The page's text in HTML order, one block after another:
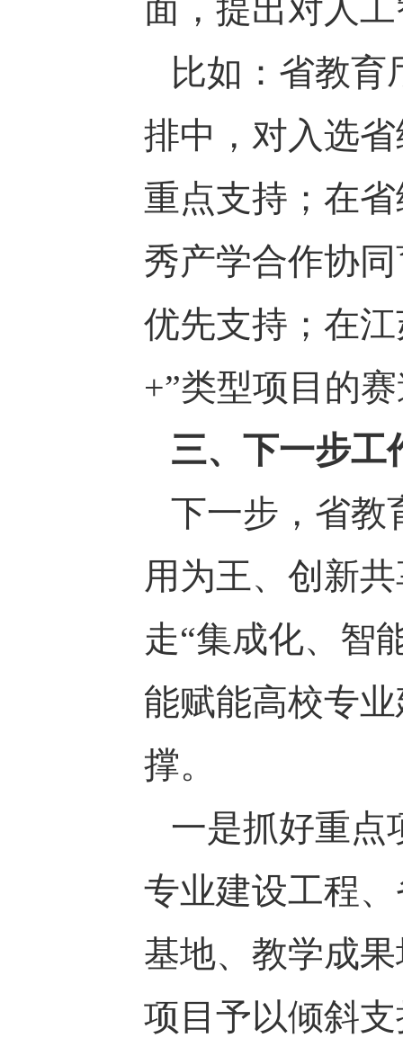
面，提出对人
比如：省教
排中，对入选
重点支持；在
秀产学合作协
优先支持；在
+”类型项目的
三、下一步工
下一步，省教
用为王、创新
走“集成化、智
能赋能高校专
撑。
一是抓好重点
专业建设工程
基地、教学成
项目予以倾斜